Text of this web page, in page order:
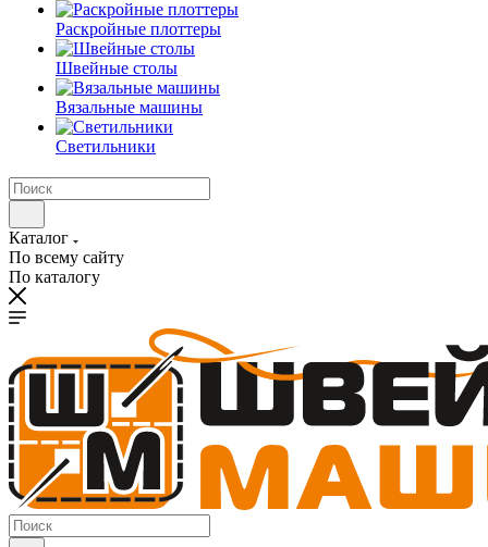
Раскройные плоттеры
Швейные столы
Вязальные машины
Светильники
Каталог
По всему сайту
По каталогу